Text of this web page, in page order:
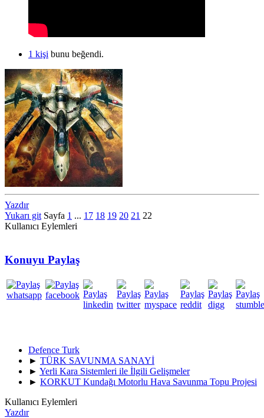
1 kişi bunu beğendi.
Yazdır
Yukarı git Sayfa 1 ... 17 18 19 20 21 22
Kullanıcı Eylemleri
Konuyu Paylaş
Defence Turk
► TÜRK SAVUNMA SANAYİ
► Yerli Kara Sistemleri ile İlgili Gelişmeler
► KORKUT Kundağı Motorlu Hava Savunma Topu Projesi
Kullanıcı Eylemleri
Yazdır